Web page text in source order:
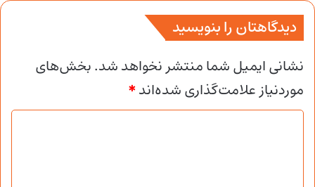
دیدگاهتان را بنویسید
نشانی ایمیل شما منتشر نخواهد شد.بخش‌های
موردنیاز علامت‌گذاری شده‌اند*
د